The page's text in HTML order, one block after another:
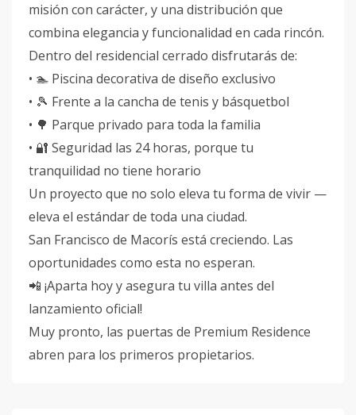
misión con carácter, y una distribución que
combina elegancia y funcionalidad en cada rincón.
Dentro del residencial cerrado disfrutarás de:
• 🏊 Piscina decorativa de diseño exclusivo
• 🎾 Frente a la cancha de tenis y básquetbol
• 🌳 Parque privado para toda la familia
• 🔐 Seguridad las 24 horas, porque tu
tranquilidad no tiene horario
Un proyecto que no solo eleva tu forma de vivir —
eleva el estándar de toda una ciudad.
San Francisco de Macorís está creciendo. Las
oportunidades como esta no esperan.
📲 ¡Aparta hoy y asegura tu villa antes del
lanzamiento oficial!
Muy pronto, las puertas de Premium Residence
abren para los primeros propietarios.